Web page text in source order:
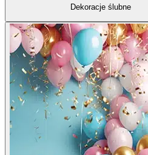
Dekoracje ślubne